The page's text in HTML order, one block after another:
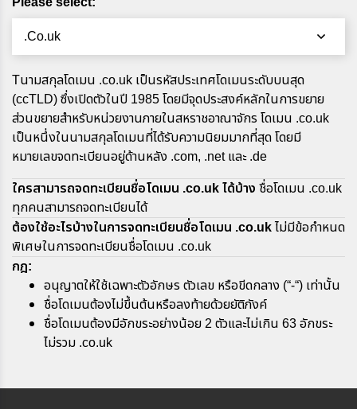
.Co.uk
Tนามสกุลโดเมน .co.uk เป็นรหัสประเทศโดเมนระดับบนสุด
(ccTLD) ซึ่งเปิดตัวในปี 1985 โดยมีจุดประสงค์หลักในการขยาย
ส่วนขยายสำหรับหน่วยงานภายในสหราชอาณาจักร โดเมน .co.uk
เป็นหนึ่งในนามสกุลโดเมนที่ได้รับความนิยมมากที่สุด โดยมี
หมายเลขจดทะเบียนอยู่ด้านหลัง .com, .net และ .de
ใครสามารถจดทะเบียนชื่อโดเมน .co.uk ได้บ้าง ชื่อโดเมน .co.uk
ทุกคนสามารถจดทะเบียนได้
ต้องใช้อะไรบ้างในการจดทะเบียนชื่อโดเมน .co.ukไม่มีข้อกำหนด
พิเศษในการจดทะเบียนชื่อโดเมน .co.uk
กฎ:
อนุญาตให้ใช้เฉพาะตัวอักษร ตัวเลข หรือขีดกลาง (“-“) เท่านั้น
ชื่อโดเมนต้องไม่ขึ้นต้นหรือลงท้ายด้วยยัติภังค์
ชื่อโดเมนต้องมีอักขระอย่างน้อย 2 ตัวและไม่เกิน 63 อักขระ
ไม่รวม .co.uk